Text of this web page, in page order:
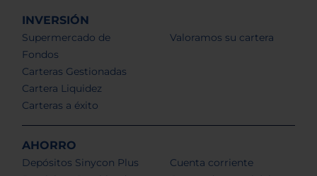
INVERSIÓN
Supermercado de
Fondos
Carteras Gestionadas
Cartera Liquidez
Carteras a éxito
Valoramos su cartera
AHORRO
Depósitos Sinycon Plus
Cuenta corriente